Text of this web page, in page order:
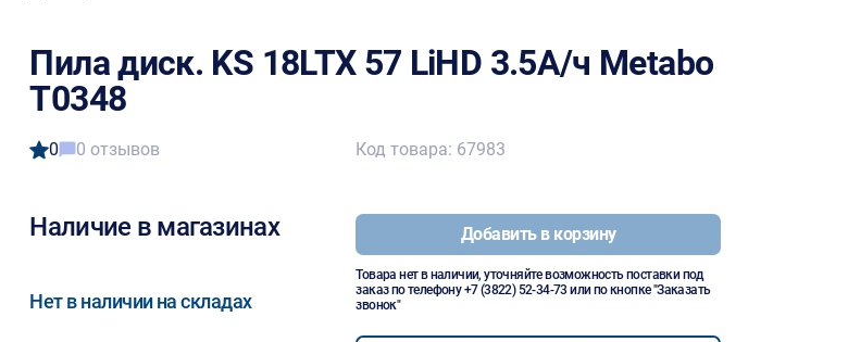
Пила диск. KS 18LTX 57 LiHD 3.5А/ч Metabo
T0348
0 0 отзывов
Наличие в магазинах
Нет в наличии на складах
Код товара: 67983
Добавить в корзину
Товара нет в наличии, уточняйте возможность поставки под
заказ по телефону+7 (3822) 52-34-73 или по кнопке "Заказать
звонок"